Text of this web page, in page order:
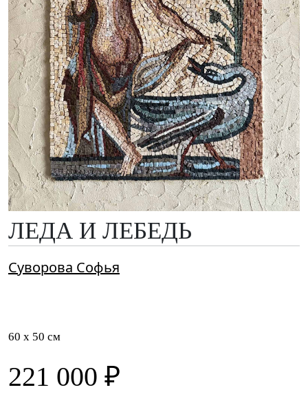
ЛЕДА И ЛЕБЕДЬ
Суворова Софья
60 x 50 см
221 000 ₽